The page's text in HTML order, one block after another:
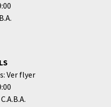
Ver flyer
C.A.B.A.